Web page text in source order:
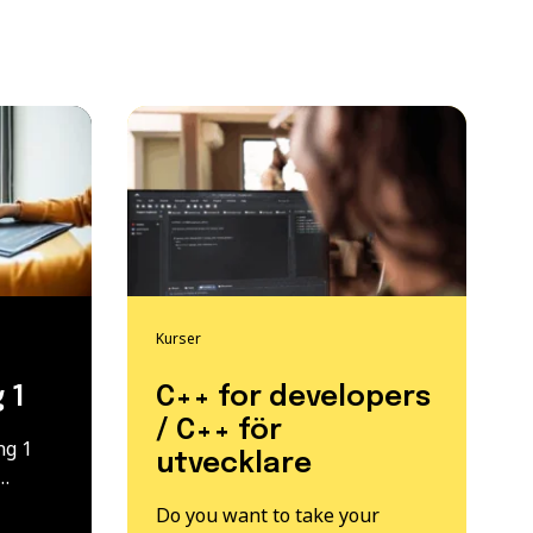
1
1
Kurser
C++ for developers
/ C++ för
utvecklare
Do you want to take your